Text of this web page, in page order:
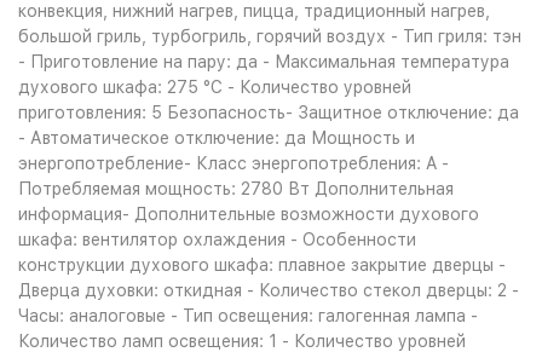
конвекция, нижний нагрев, пицца, традиционный нагрев,
большой гриль, турбогриль, горячий воздух - Тип гриля: тэн
- Приготовление на пару: да - Максимальная температура
духового шкафа: 275 °С - Количество уровней
приготовления: 5 Безопасность- Защитное отключение: да
- Автоматическое отключение: да Мощность и
энергопотребление- Класс энергопотребления: A -
Потребляемая мощность: 2780 Вт Дополнительная
информация- Дополнительные возможности духового
шкафа: вентилятор охлаждения - Особенности
конструкции духового шкафа: плавное закрытие дверцы -
Дверца духовки: откидная - Количество стекол дверцы: 2 -
Часы: аналоговые - Тип освещения: галогенная лампа -
Количество ламп освещения: 1 - Количество уровней